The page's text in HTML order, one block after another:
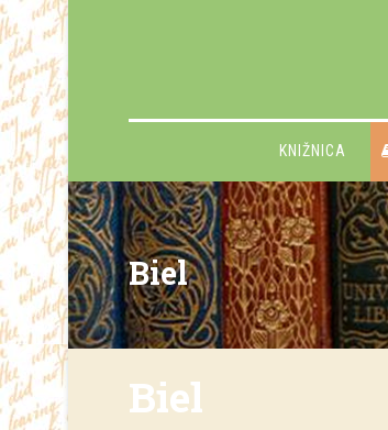
KNIŽNICA
Biel
Biel